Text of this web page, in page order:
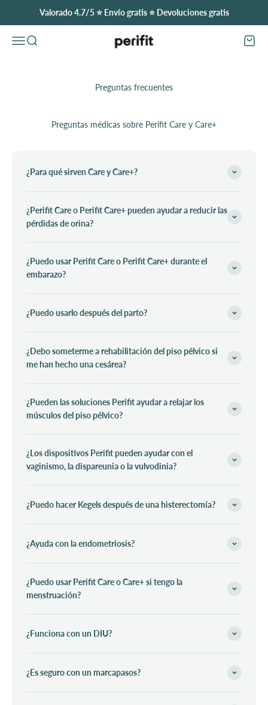
Valorado 4.7/5 ⭐️ Envío gratis ⭐️ Devoluciones gratis
Abrir menú de navegación
Abrir búsqueda Perifit (United States) Abrir
Preguntas frecuentes
Preguntas médicas sobre Perifit Care y Care+
¿Para qué sirven Care y Care+?
¿Perifit Care o Perifit Care+ pueden ayudar a reducir las
pérdidas de orina?
¿Puedo usar Perifit Care o Perifit Care+ durante el
embarazo?
¿Puedo usarlo después del parto?
¿Debo someterme a rehabilitación del piso pélvico si
me han hecho una cesárea?
¿Pueden las soluciones Perifit ayudar a relajar los
músculos del piso pélvico?
¿Los dispositivos Perifit pueden ayudar con el
vaginismo, la dispareunia o la vulvodinia?
¿Puedo hacer Kegels después de una histerectomía?
¿Ayuda con la endometriosis?
¿Puedo usar Perifit Care o Care+ si tengo la
menstruación?
¿Funciona con un DIU?
¿Es seguro con un marcapasos?